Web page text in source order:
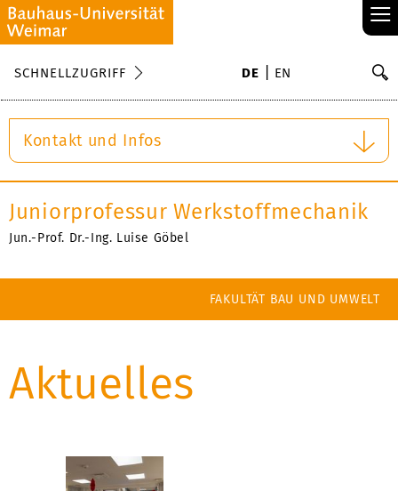
≡
SCHNELLZUGRIFF DE EN
Kontakt und Infos
Juniorprofessur Werkstoffmechanik
Jun.-Prof. Dr.-Ing. Luise Göbel
FAKULTÄT BAU UND UMWELT
Aktuelles